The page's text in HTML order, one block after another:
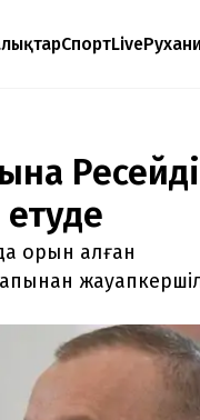
СпортLive
Ресейді
орын алған